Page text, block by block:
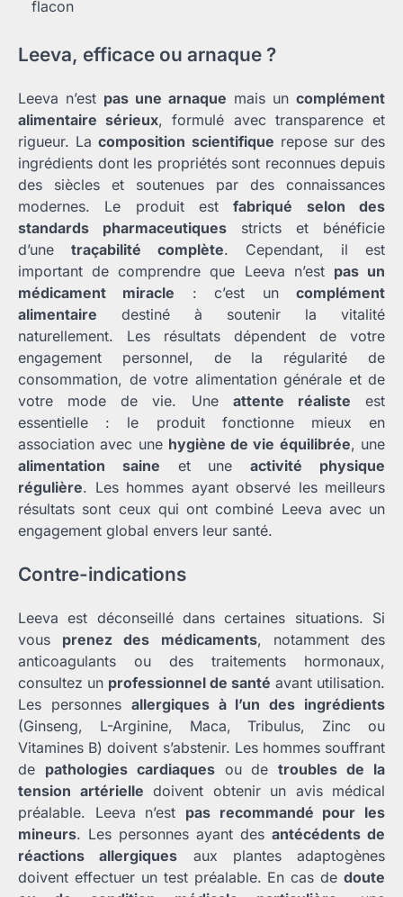
flacon
Leeva, efficace ou arnaque ?
Leeva n’est pas une arnaque mais un complément
alimentaire sérieux, formulé avec transparence et
rigueur. Lacomposition scientifique repose sur des
ingrédients dont les propriétés sont reconnues depuis
des siècles et soutenues par des connaissances
modernes. Le produit estfabriqué selon des
standards pharmaceutiques stricts et bénéficie
d’une traçabilité complète. Cependant, il est
important de comprendre que Leeva n’est pas un
médicament miracle : c’est uncomplément
alimentaire destiné à soutenir la vitalité
naturellement. Les résultats dépendent de votre
engagement personnel, de la régularité de
consommation, de votre alimentation générale et de
votre mode de vie. Une attente réaliste est
essentielle : le produit fonctionne mieux en
association avec une hygiène de vie équilibrée, une
alimentation saine et uneactivité physique
régulière. Les hommes ayant observé les meilleurs
résultats sont ceux qui ont combiné Leeva avec un
engagement global envers leur santé.
Contre-indications
Leeva est déconseillé dans certaines situations. Si
vous prenez des médicaments, notamment des
anticoagulants ou des traitements hormonaux,
consultez un professionnel de santé avant utilisation.
Les personnes allergiques à l’un des ingrédients
(Ginseng, L-Arginine, Maca, Tribulus, Zinc ou
Vitamines B) doivent s’abstenir. Les hommes souffrant
de pathologies cardiaquesou detroubles de la
tension artérielle doivent obtenir un avis médical
préalable. Leeva n’est pas recommandé pour les
mineurs. Les personnes ayant des antécédents de
réactions allergiques aux plantes adaptogènes
doivent effectuer un test préalable. En cas de doute